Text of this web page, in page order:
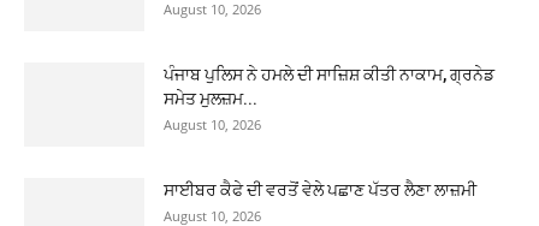
August 10, 2026
ਪੰਜਾਬ ਪੁਲਿਸ ਨੇ ਹਮਲੇ ਦੀ ਸਾਜ਼ਿਸ਼ ਕੀਤੀ ਨਾਕਾਮ, ਗ੍ਰਨੇਡ
ਸਮੇਤ ਮੁਲਜ਼ਮ...
August 10, 2026
ਸਾਈਬਰ ਕੈਫੇ ਦੀ ਵਰਤੋਂ ਵੇਲੇ ਪਛਾਣ ਪੱਤਰ ਲੈਣਾ ਲਾਜ਼ਮੀ
August 10, 2026